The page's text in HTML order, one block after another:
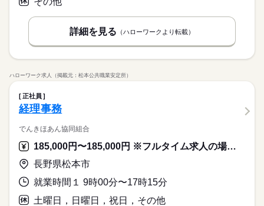
詳細を見る （ハローワークより転載）
ハローワーク求人（掲載元：松本公共職業安定所）
正社員
経理事務
でんきほあん協同組合
185,000円〜185,000円 ※フルタイム求人の場合は月額（換算額）、パート求人の場合は時間額を表示しています。
長野県松本市
就業時間１ 9時00分〜17時15分
土曜日，日曜日，祝日，その他